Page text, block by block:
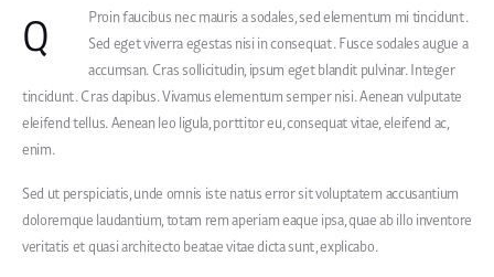
Q
Proin faucibus nec mauris a sodales, sed elementum mi tincidunt.
Sed eget viverra egestas nisi in consequat. Fusce sodales augue a
accumsan. Cras sollicitudin, ipsum eget blandit pulvinar. Integer
tincidunt. Cras dapibus. Vivamus elementum semper nisi. Aenean vulputate
eleifend tellus. Aenean leo ligula, porttitor eu, consequat vitae, eleifend ac,
enim.
Sed ut perspiciatis, unde omnis iste natus error sit voluptatem accusantium
doloremque laudantium, totam rem aperiam eaque ipsa, quae ab illo inventore
veritatis et quasi architecto beatae vitae dicta sunt, explicabo.